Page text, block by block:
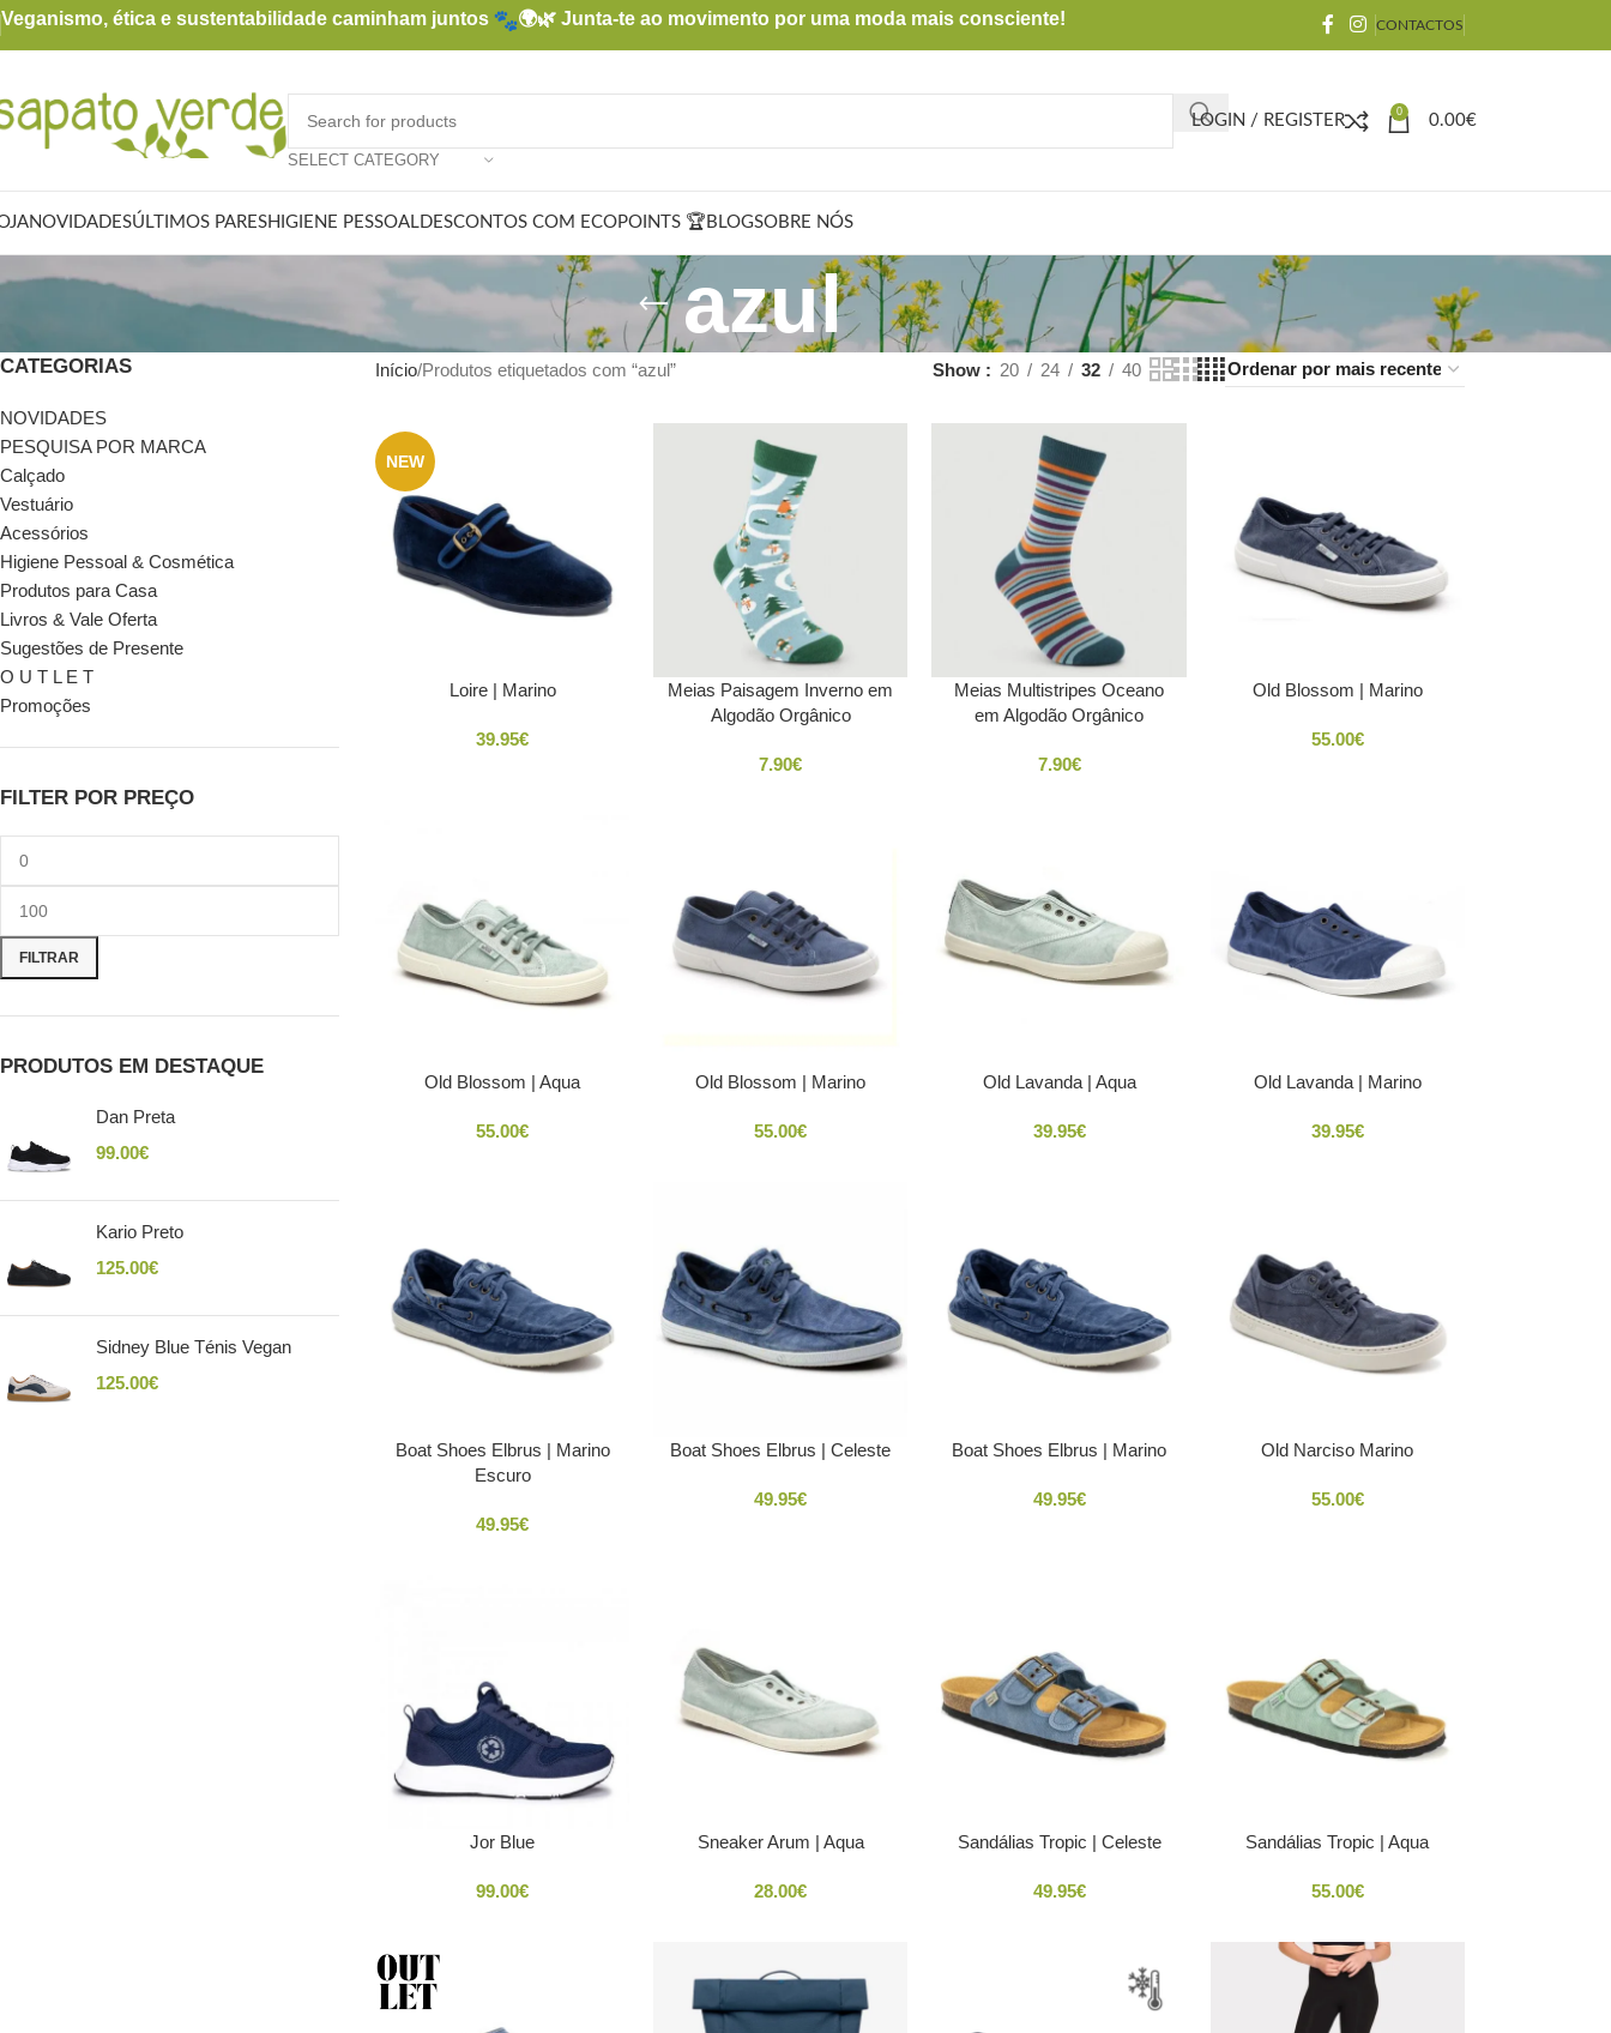
Veganismo, ética e sustentabilidade caminham juntos 🌍🌿 Junta-te ao movimento por uma moda mais consciente! CONTACTOS
SELECT CATEGORY
LOGIN / REGISTER
0
0.00€
NOVIDADESÚLTIMOS PARESHIGIENE PESSOALDESCONTOS COM ECOPOINTS 🏆 BLOGSOBRE NÓS
azul
CATEGORIAS
NOVIDADES
PESQUISA POR MARCA
Calçado
Vestuário
Acessórios
Higiene Pessoal & Cosmética
Produtos para Casa
Livros & Vale Oferta
Sugestões de Presente
O U T L E T
Promoções
FILTER POR PREÇO
FILTRAR
PRODUTOS EM DESTAQUE
Dan Preta
99.00€
Kario Preto
125.00€
Sidney Blue Ténis Vegan
125.00€
Início Produtos etiquetados com “azul” Show 20 24 32 40
NEW
Loire | Marino
39.95€
Meias Paisagem Inverno em
Algodão Orgânico
7.90€
Meias Multistripes Oceano
em Algodão Orgânico
7.90€
Old Blossom | Marino
55.00€
Old Blossom | Aqua
55.00€
Old Blossom | Marino
55.00€
Old Lavanda | Aqua
39.95€
Old Lavanda | Marino
39.95€
Boat Shoes Elbrus | Marino
Escuro
49.95€
Boat Shoes Elbrus | Celeste
49.95€
Boat Shoes Elbrus | Marino
49.95€
Old Narciso Marino
55.00€
Jor Blue
99.00€
Sneaker Arum | Aqua
28.00€
Sandálias Tropic | Celeste
49.95€
Sandálias Tropic | Aqua
55.00€